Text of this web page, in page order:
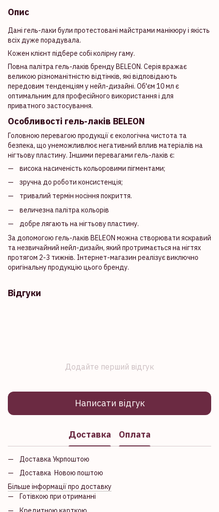
Опис
Дані гель-лаки були протестовані майстрами манікюру і якість
всіх дуже порадувала.
Кожен клієнт підбере собі колірну гаму.
Повна палітра гель-лаків бренду BELEON. Серія вражає
великою різноманітністю відтінків, які відповідають
передовим тенденціям у нейл-дизайні. Об'єм 10 мл є
оптимальним для професійного використання і для
приватного застосування.
Особливості гель-лаків BELEON
Головною перевагою продукції є екологічна чистота та
безпека, що унеможливлює негативний вплив матеріалів на
нігтьову пластину. Іншими перевагами гель-лаків є:
висока насиченість кольоровими пігментами;
зручна до роботи консистенція;
тривалий термін носіння покриття.
величезна палітра кольорів
добре лягають на нігтьову пластину.
За допомогою гель-лаків BELEON можна створювати яскравий
та незвичайний нейл-дизайн, який протримається на нігтях
протягом 2-3 тижнів. Інтернет-магазин реалізує виключно
оригінальну продукцію цього бренду.
Відгуки
Додайте перший відгук
Написати відгук
Доставка Оплата
Доставка Укрпоштою
Доставка Новою поштою
Більше інформації про доставку
Готівкою при отриманні